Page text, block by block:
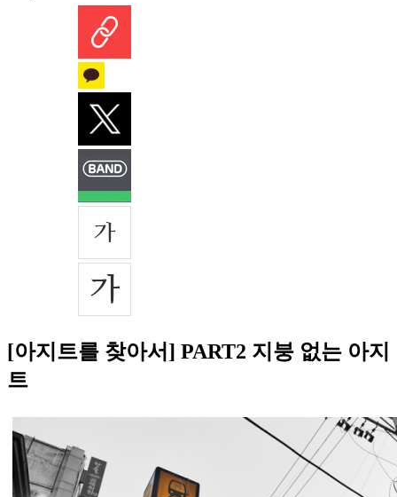
[아지트를 찾아서] PART2 지붕 없는 아지
트